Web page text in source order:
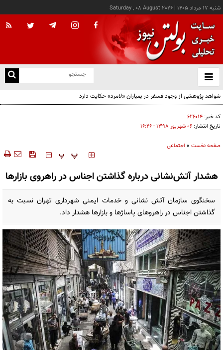
شنبه ۱۷ مرداد ۱۴۰۵ |
Saturday , 08 August 2026
باز
و
کد خبر: ۶۲۶۰۱۴
تاریخ انتشار: ۰۶ شهريور ۱۳۹۸ - ۱۶:۲۶
صفحه نخست » اجتماعی
‍‍‍ پ پ
هشدار آتش‌نشانی درباره گذاشتن اجناس در راهروی بازارها
سخنگوی سازمان آتش‌ نشانی و خدمات ایمنی شهرداری تهران نسبت به
گذاشتن اجناس در راهروهای پاساژها و بازارها هشدار داد.